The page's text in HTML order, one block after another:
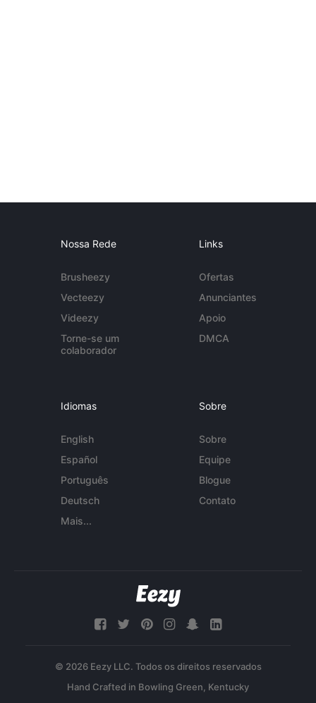
Nossa Rede
Brusheezy
Vecteezy
Videezy
Torne-se um
colaborador
Links
Ofertas
Anunciantes
Apoio
DMCA
Idiomas
English
Español
Português
Deutsch
Mais...
Sobre
Sobre
Equipe
Blogue
Contato
© 2026 Eezy LLC. Todos os direitos reservados